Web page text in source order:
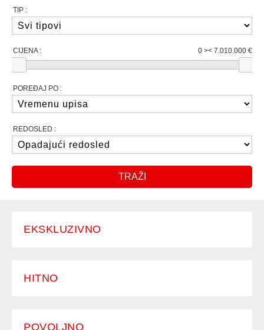
TIP :
CIJENA : 0 >< 7.010.000 €
POREĐAJ PO :
REDOSLED :
TRAŽI
EKSKLUZIVNO
HITNO
POVOLJNO